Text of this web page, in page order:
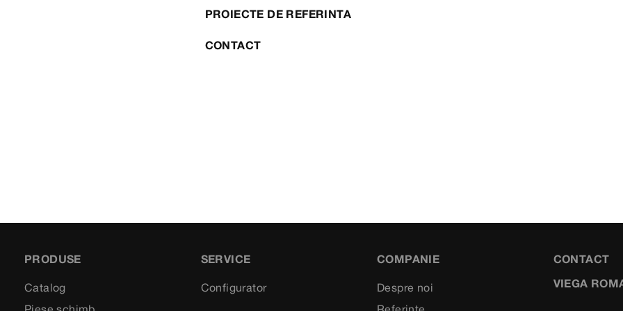
PROIECTE DE REFERINTA
CONTACT
PRODUSE
Catalog
SERVICE
Configurator
COMPANIE
Despre noi
CONTACT
VIEGA